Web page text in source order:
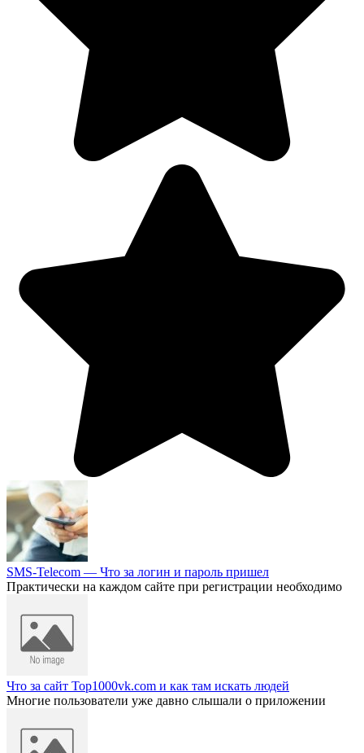
SMS-Telecom — Что за логин и пароль пришел
Практически на каждом сайте при регистрации необходимо
Что за сайт Top1000vk.com и как там искать людей
Многие пользователи уже давно слышали о приложении